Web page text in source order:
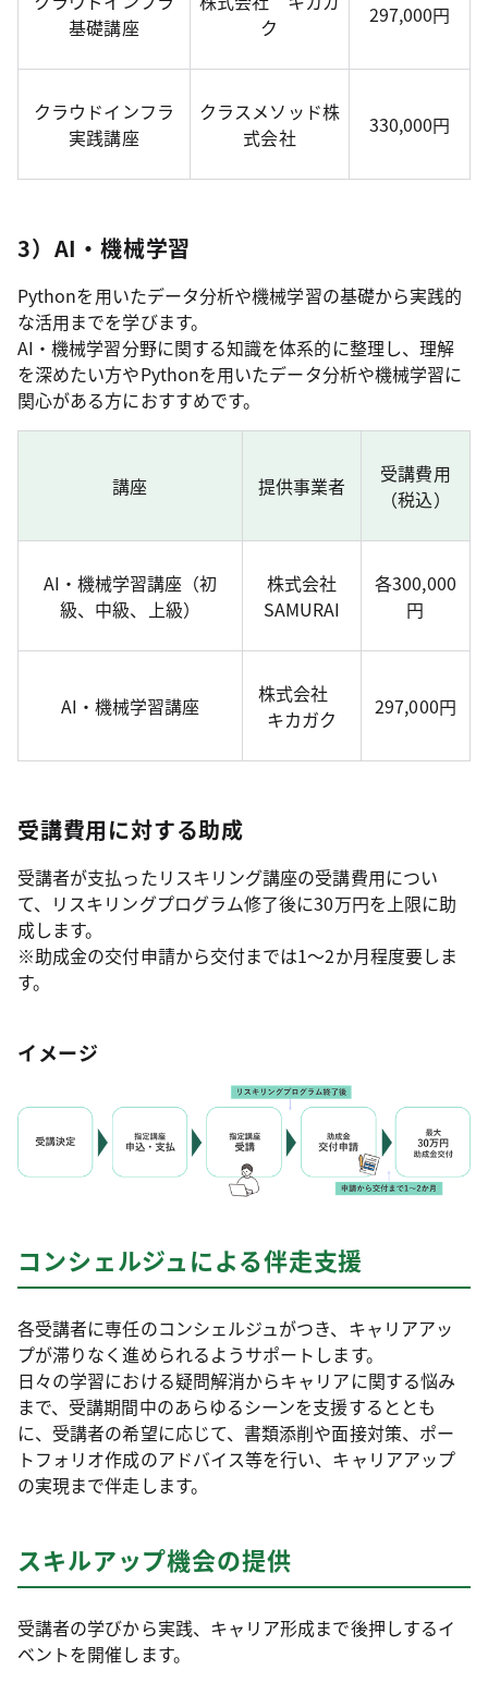
基礎講座
ク
297,000円
クラウドインフラ
実践講座
クラスメソッド株
式会社
330,000円
3）AI・機械学習
Pythonを用いたデータ分析や機械学習の基礎から実践的
な活用までを学びます。
AI・機械学習分野に関する知識を体系的に整理し、理解
を深めたい方やPythonを用いたデータ分析や機械学習に
関心がある方におすすめです。
講座 提供事業者
受講費用
（税込）
AI・機械学習講座（初
級、中級、上級）
株式会社
SAMURAI
各300,000
円
AI・機械学習講座
株式会社
キカガク
297,000円
受講費用に対する助成
受講者が支払ったリスキリング講座の受講費用につい
て、リスキリングプログラム修了後に30万円を上限に助
成します。
※助成金の交付申請から交付までは1～2か月程度要しま
す。
イメージ
コンシェルジュによる伴走支援
各受講者に専任のコンシェルジュがつき、キャリアアッ
プが滞りなく進められるようサポートします。
日々の学習における疑問解消からキャリアに関する悩み
まで、受講期間中のあらゆるシーンを支援するととも
に、受講者の希望に応じて、書類添削や面接対策、ポー
トフォリオ作成のアドバイス等を行い、キャリアアップ
の実現まで伴走します。
スキルアップ機会の提供
受講者の学びから実践、キャリア形成まで後押しするイ
ベントを開催します。